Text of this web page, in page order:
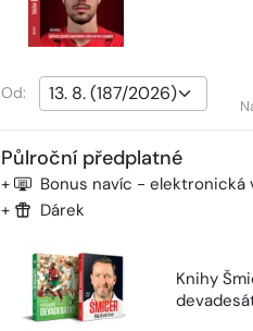
Od:
Půlroční předplatné
+ Bonus navíc - elektronická
+ Dárek
Knihy